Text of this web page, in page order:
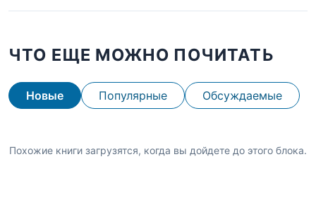
ЧТО ЕЩЕ МОЖНО ПОЧИТАТЬ
Новые Популярные Обсуждаемые
Похожие книги загрузятся, когда вы дойдете до этого блока.